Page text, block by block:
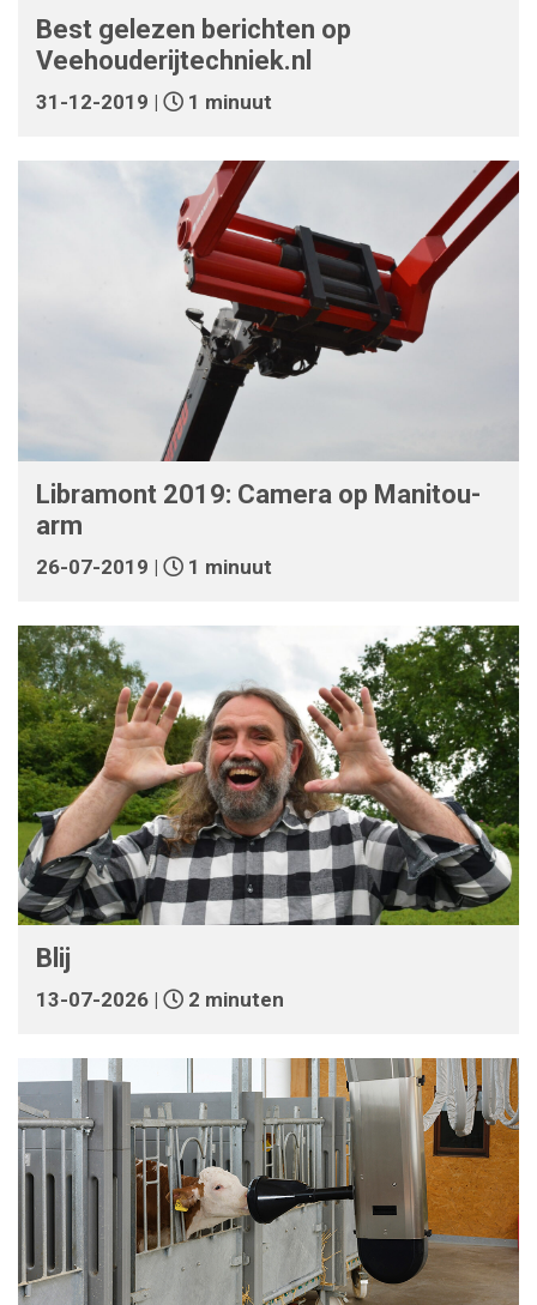
Best gelezen berichten op
Veehouderijtechniek.nl
31-12-2019 | 1 minuut
Libramont 2019: Camera op Manitou-
arm
26-07-2019 | 1 minuut
Blij
13-07-2026 | 2 minuten